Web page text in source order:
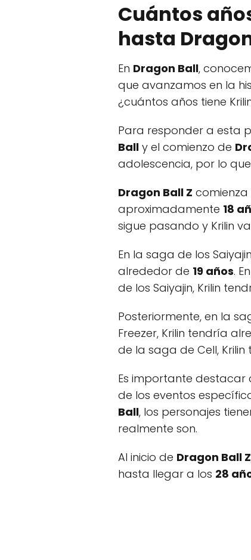
Cuántos
hasta
En Dragon Ball,
que avanzamos en la
¿cuántos años tiene
Para responder a esta
Ball y el comienzo de
adolescencia, por lo
Dragon Ball Z comienza
aproximadamente 18
sigue pasando y Krilin
En la saga de los
alrededor de 19 años.
de los Saiyajin, Krilin
Posteriormente, en la
Freezer, Krilin tendría
de la saga de Cell, Krilin
Es importante destacar
de los eventos
Ball, los personajes
realmente son.
Al inicio de Dragon Ball Z
hasta llegar a los 28